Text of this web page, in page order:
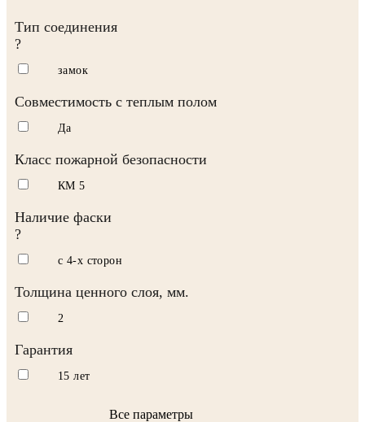
Тип соединения
?
замок
Совместимость с теплым полом
Да
Класс пожарной безопасности
КМ 5
Наличие фаски
?
с 4-х сторон
Толщина ценного слоя, мм.
2
Гарантия
15 лет
Все параметры